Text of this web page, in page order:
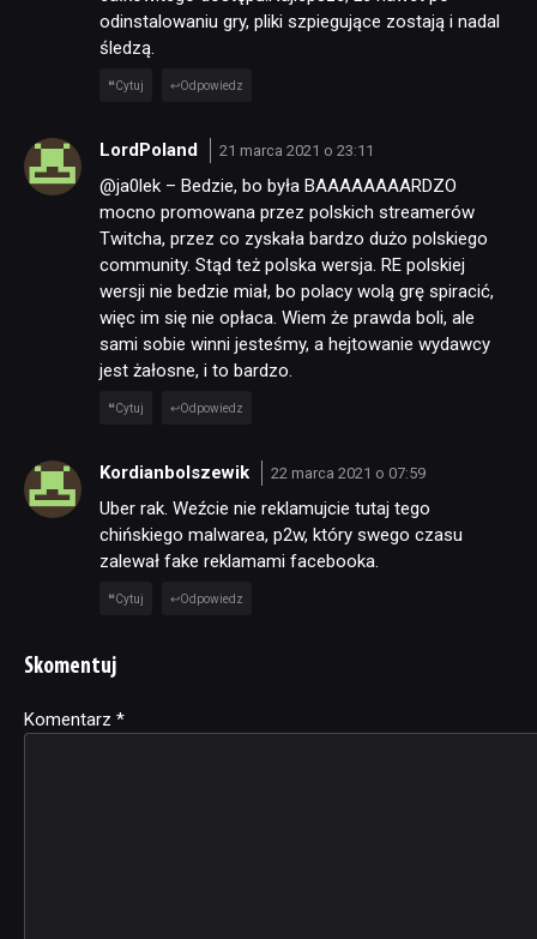
odinstalowaniu gry, pliki szpiegujące zostają i nadal
śledzą.
Cytuj Odpowiedz
LordPoland 21 marca 2021 o 23:11
@ja0lek – Bedzie, bo była BAAAAAAAARDZO
mocno promowana przez polskich streamerów
Twitcha, przez co zyskała bardzo dużo polskiego
community. Stąd też polska wersja. RE polskiej
wersji nie bedzie miał, bo polacy wolą grę spiracić,
więc im się nie opłaca. Wiem że prawda boli, ale
sami sobie winni jesteśmy, a hejtowanie wydawcy
jest żałosne, i to bardzo.
Cytuj Odpowiedz
Kordianbolszewik 22 marca 2021 o 07:59
Uber rak. Weźcie nie reklamujcie tutaj tego
chińskiego malwarea, p2w, który swego czasu
zalewał fake reklamami facebooka.
Cytuj Odpowiedz
Skomentuj
Komentarz *
Alternative: